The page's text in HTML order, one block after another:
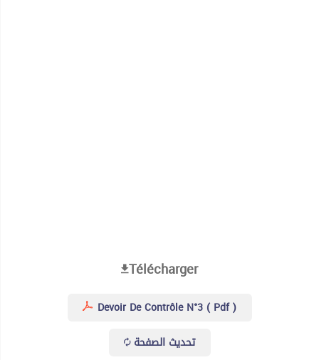
Télécharger
Devoir De Contrôle N°3 ( Pdf )
تحديث الصفحة